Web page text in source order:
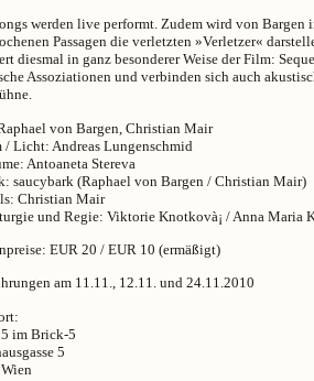
werden live performt. Zudem wird von Bargen
Passagen die verletzten »Verletzer«
diesmal in ganz besonderer Weise der Film:
Assoziationen und verbinden sich auch
von Bargen, Christian Mair
/ Licht: Andreas Lungenschmid
Antoaneta Stereva
saucybark (Raphael von Bargen / Christian Mair)
Christian Mair
und Regie: Viktorie Knotkovà¡ / Anna Maria
EUR 20 / EUR 10 (ermäßigt)
am 11.11., 12.11. und 24.11.2010
im Brick-5
5